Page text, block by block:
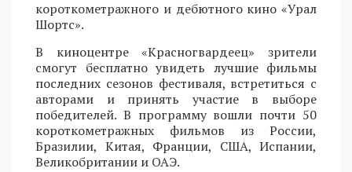
короткометражного и дебютного кино «Урал
Шортс».
В киноцентре «Красногвардеец» зрители
смогут бесплатно увидеть лучшие фильмы
последних сезонов фестиваля, встретиться с
авторами и принять участие в выборе
победителей. В программу вошли почти 50
короткометражных фильмов из России,
Бразилии, Китая, Франции, США, Испании,
Великобритании и ОАЭ.